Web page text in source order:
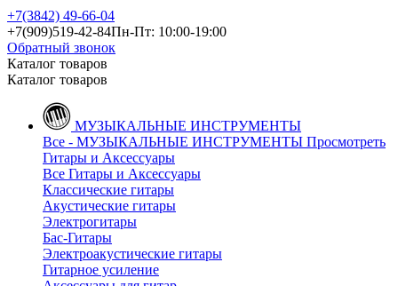
+7(3842) 49-66-04
+7(909)519-42-84Пн-Пт: 10:00-19:00
Обратный звонок
Каталог товаров
Каталог товаров
МУЗЫКАЛЬНЫЕ ИНСТРУМЕНТЫ
Все - МУЗЫКАЛЬНЫЕ ИНСТРУМЕНТЫ Просмотреть
Гитары и Аксессуары
Все Гитары и Аксессуары
Классические гитары
Акустические гитары
Электрогитары
Бас-Гитары
Электроакустические гитары
Гитарное усиление